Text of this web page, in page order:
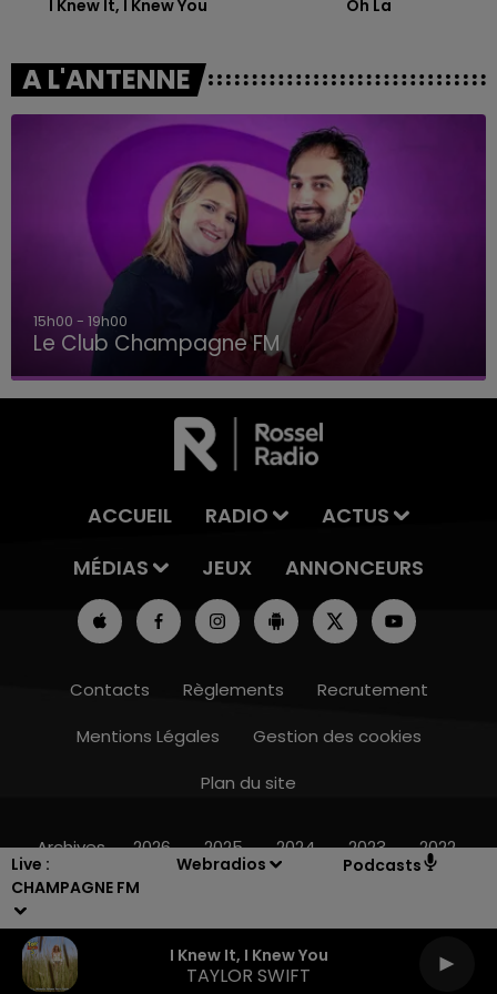
Live :
CHAMPAGNE FM
Webradios Podcasts
I Knew It, I Knew You
TAYLOR SWIFT
I Knew It, I Knew You Oh La
A L'ANTENNE
15h00 - 19h00
Le Club Champagne FM
ACCUEIL RADIO
ACTUS
MÉDIAS
JEUX ANNONCEURS
Contacts Règlements
Recrutement
Mentions Légales
Gestion des cookies
Plan du site
Archives 2026 2025 2024 2023 2022